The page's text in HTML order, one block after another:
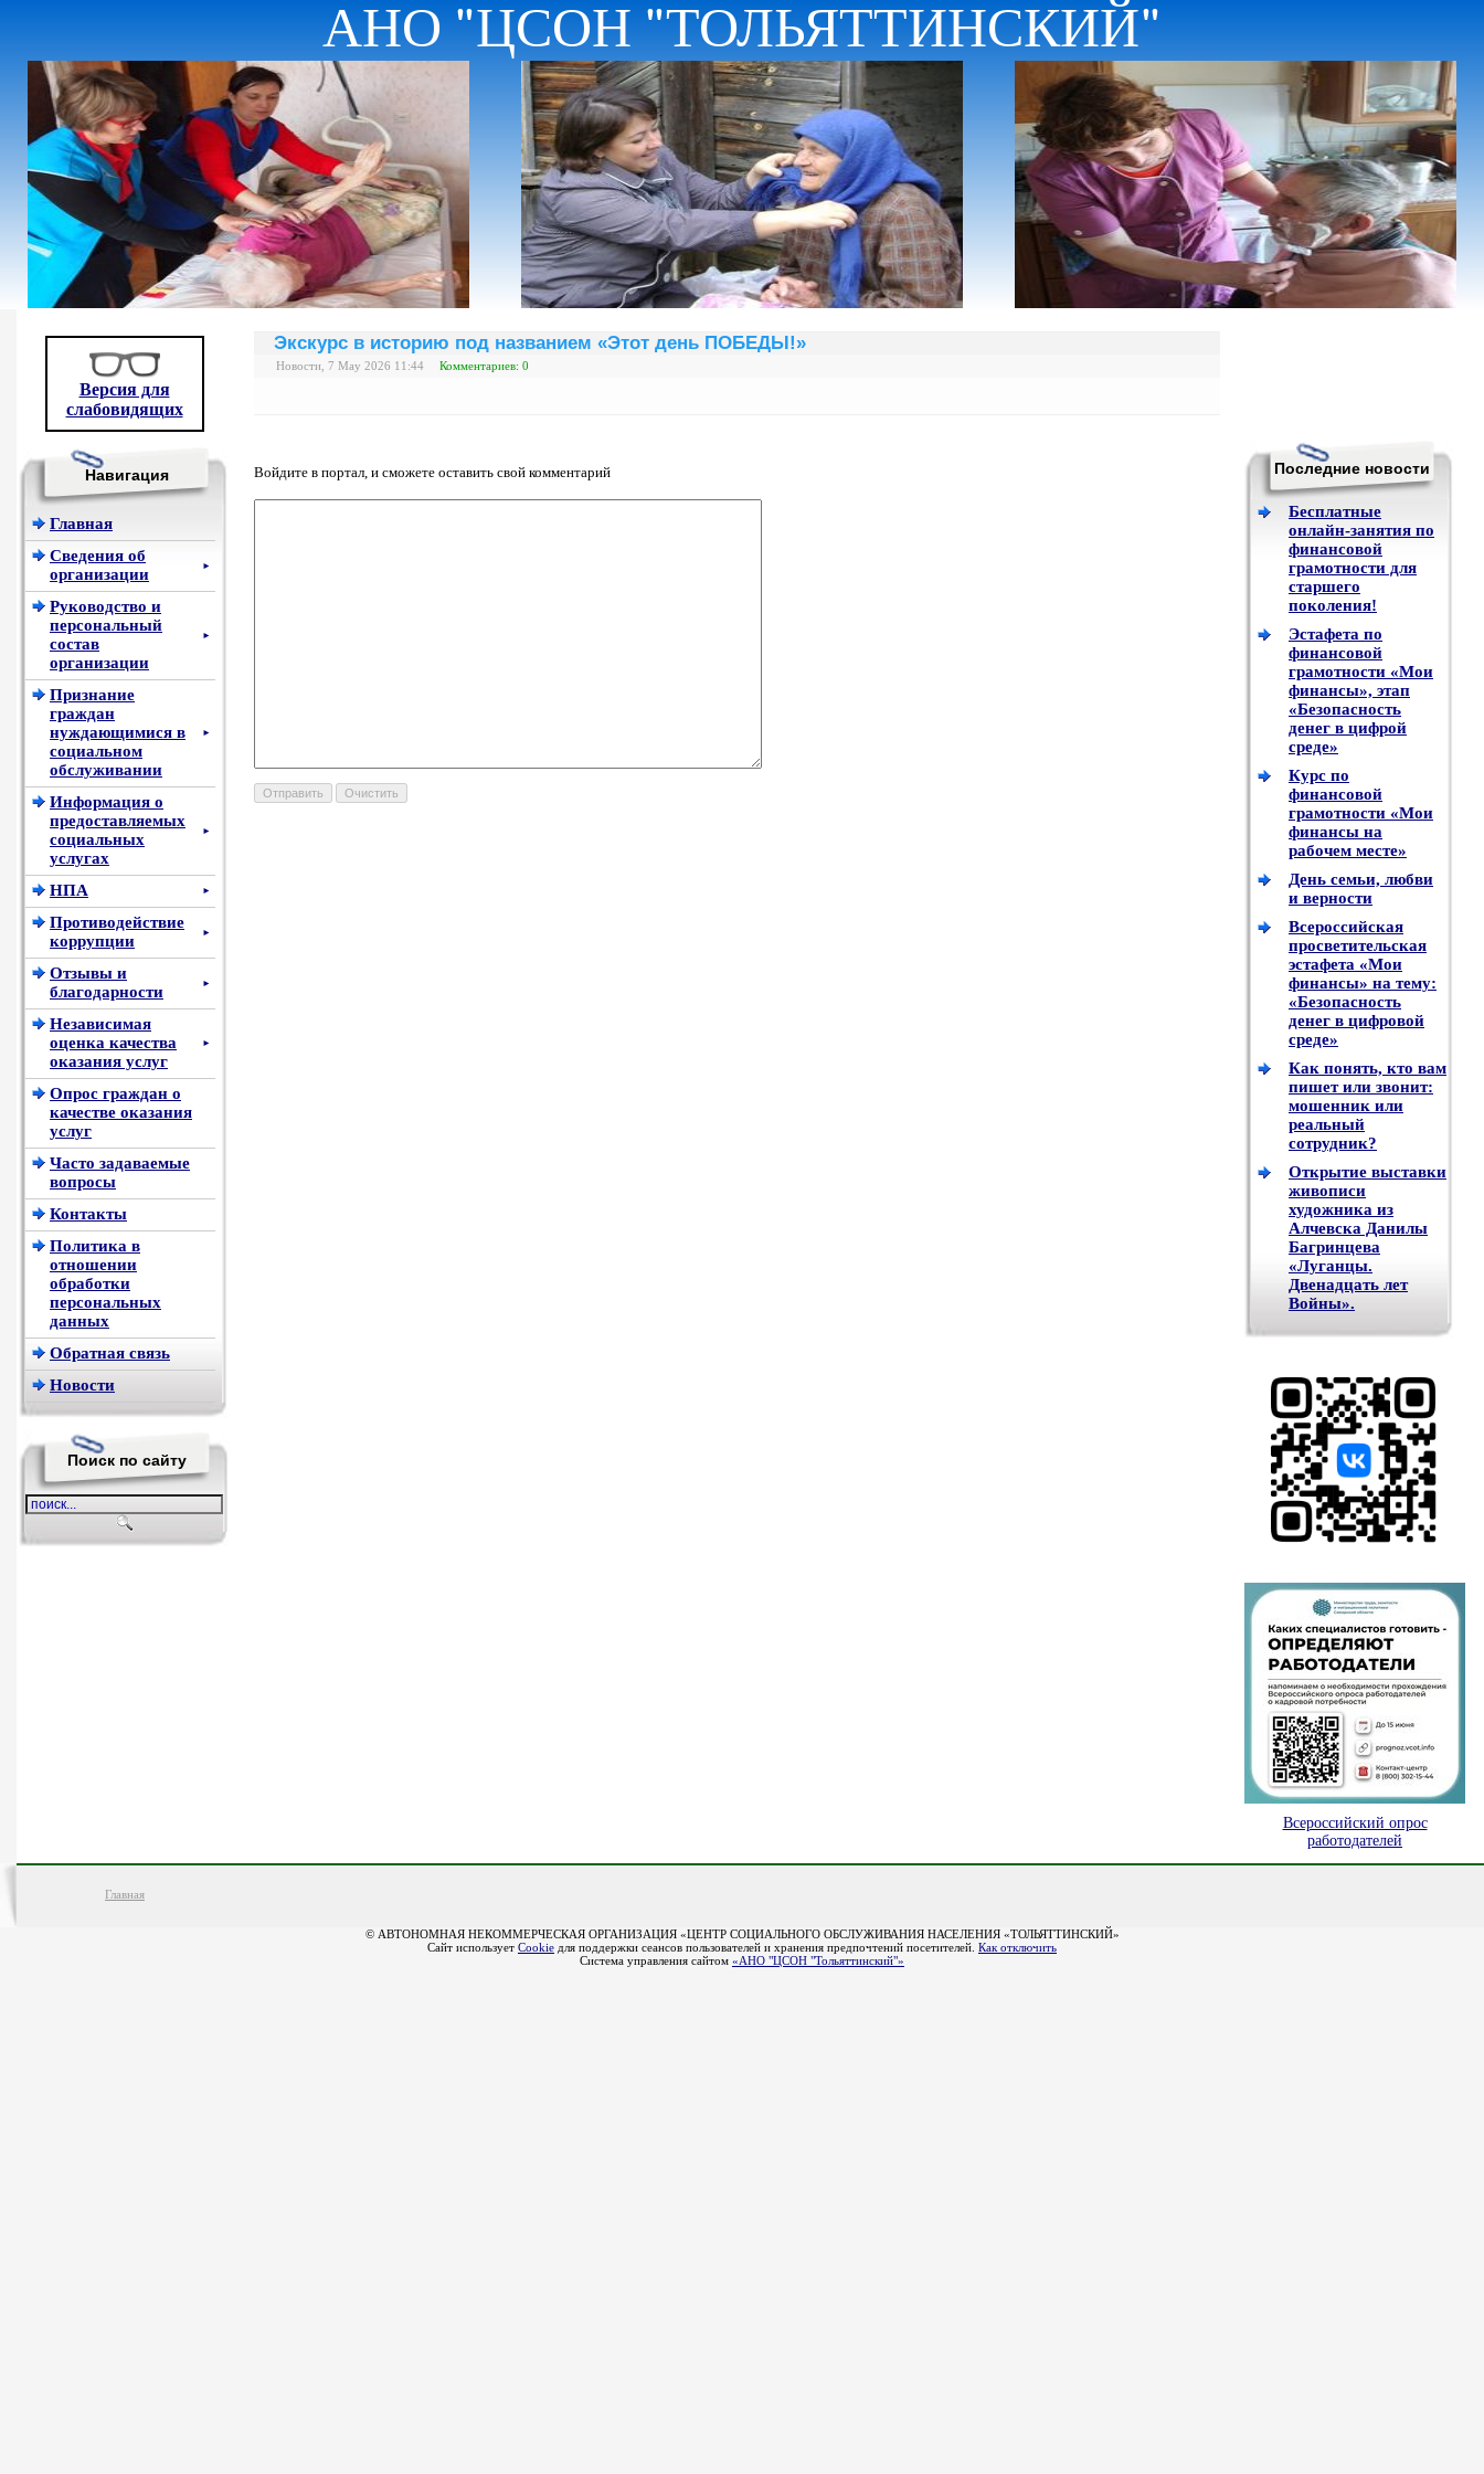
АНО "ЦСОН "ТОЛЬЯТТИНСКИЙ"
Версия для
слабовидящих
Навигация
Главная
Сведения об
организации
►
Руководство и
персональный
состав
организации
►
Признание
граждан
нуждающимися в
социальном
обслуживании
►
Информация о
предоставляемых
социальных
услугах
►
НПА ►
Противодействие
коррупции
►
Отзывы и
благодарности
►
Независимая
оценка качества
оказания услуг
►
Опрос граждан о
качестве оказания
услуг
Часто задаваемые
вопросы
Контакты
Политика в
отношении
обработки
персональных
данных
Обратная связь
Новости
Поиск по сайту
Экскурс в историю под названием «Этот день ПОБЕДЫ!»
Новости, 7 May 2026 11:44 Комментариев: 0
Войдите в портал, и сможете оставить свой комментарий Последние новости
Бесплатные
онлайн-занятия по
финансовой
грамотности для
старшего
поколения!
Эстафета по
финансовой
грамотности «Мои
финансы», этап
«Безопасность
денег в цифрой
среде»
Курс по
финансовой
грамотности «Мои
финансы на
рабочем месте»
День семьи, любви
и верности
Всероссийская
просветительская
эстафета «Мои
финансы» на тему:
«Безопасность
денег в цифровой
среде»
Как понять, кто вам
пишет или звонит:
мошенник или
реальный
сотрудник?
Открытие выставки
живописи
художника из
Алчевска Данилы
Багринцева
«Луганцы.
Двенадцать лет
Войны».
Всероссийский опрос
работодателей
Главная
© АВТОНОМНАЯ НЕКОММЕРЧЕСКАЯ ОРГАНИЗАЦИЯ «ЦЕНТР СОЦИАЛЬНОГО ОБСЛУЖИВАНИЯ НАСЕЛЕНИЯ «ТОЛЬЯТТИНСКИЙ»
Сайт использует Cookie для поддержки сеансов пользователей и хранения предпочтений посетителей. Как отключить
Система управления сайтом «АНО "ЦСОН "Тольяттинский"»